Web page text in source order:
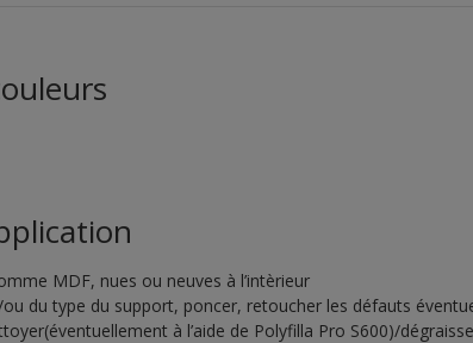
MDF, nues ou neuves à l’intèrieur
du type du support, poncer, retoucher les défauts
à l’aide de Polyfilla Pro S600)/